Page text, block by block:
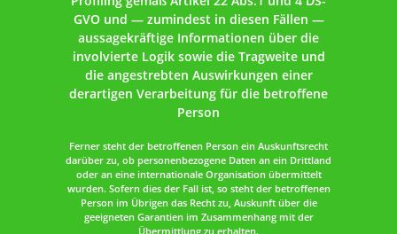
GVO und — zumindest in diesen Fällen —
aussagekräftige Informationen über die
involvierte Logik sowie die Tragweite und
die angestrebten Auswirkungen einer
derartigen Verarbeitung für die betroffene
Person
Ferner steht der betroffenen Person ein Auskunftsrecht
darüber zu, ob personenbezogene Daten an ein Drittland
oder an eine internationale Organisation übermittelt
wurden. Sofern dies der Fall ist, so steht der betroffenen
Person im Übrigen das Recht zu, Auskunft über die
geeigneten Garantien im Zusammenhang mit der
Übermittlung zu erhalten.